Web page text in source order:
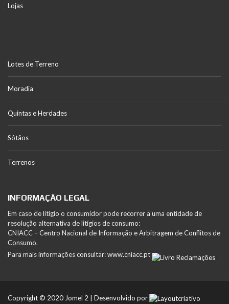
Lojas
Lotes de Terreno
Moradia
Quintas e Herdades
Sótãos
Terrenos
INFORMAÇÃO LEGAL
Em caso de litígio o consumidor pode recorrer a uma entidade de
resolução alternativa de litígios de consumo:
CNIACC – Centro Nacional de Informação e Arbitragem de Conflitos de
Consumo.
Para mais informações consultar:www.cniacc.pt
Copyright © 2020 Jomel 2 | Desenvolvido por